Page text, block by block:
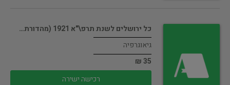
כל ירושלים לשנת תרפ\"א 1921 (מהדורת…
גיאוגרפיה
35 ₪
רכישה ישירה